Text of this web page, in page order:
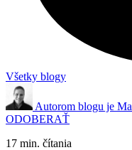
Všetky blogy
Autorom blogu je
ODOBERAŤ
17 min. čítania